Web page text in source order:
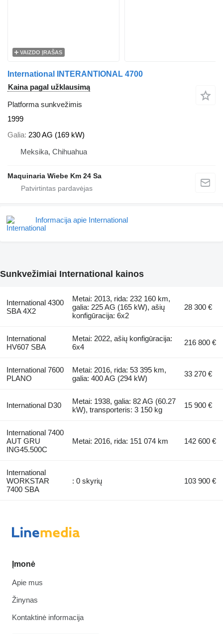
VAIZDO ĮRAŠAS
International INTERANTIONAL 4700
Kaina pagal užklausimą
Platforma sunkvežimis
1999
Galia 230 AG (169 kW)
Meksika, Chihuahua
Maquinaria Wiebe Km 24 Sa
Informacija apie International
Sunkvežimiai International kainos
International 4300
SBA 4X2
Metai: 2013, rida: 232 160 km,
galia: 225 AG (165 kW), ašių
konfigūracija: 6x2
28 300 €
International
HV607 SBA
Metai: 2022, ašių konfigūracija:
6x4
216 800 €
International 7600
PLANO
Metai: 2016, rida: 53 395 km,
galia: 400 AG (294 kW)
33 270 €
International D30
Metai: 1938, galia: 82 AG (60.27
kW), transporteris: 3 150 kg
15 900 €
International 7400
AUT GRU
ING45.500C
Metai: 2016, rida: 151 074 km 142 600 €
International
WORKSTAR
7400 SBA
: 0 skyrių 103 900 €
Įmonė
Apie mus
Žinynas
Kontaktinė informacija